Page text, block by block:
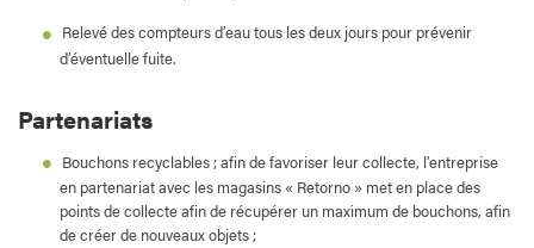
Relevé des compteurs d’eau tous les deux jours pour prévenir
d’éventuelle fuite.
Partenariats
Bouchons recyclables ; afin de favoriser leur collecte, l’entreprise
en partenariat avec les magasins « Retorno » met en place des
points de collecte afin de récupérer un maximum de bouchons, afin
de créer de nouveaux objets ;